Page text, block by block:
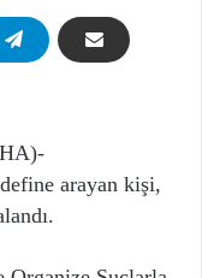
arayan kişi,